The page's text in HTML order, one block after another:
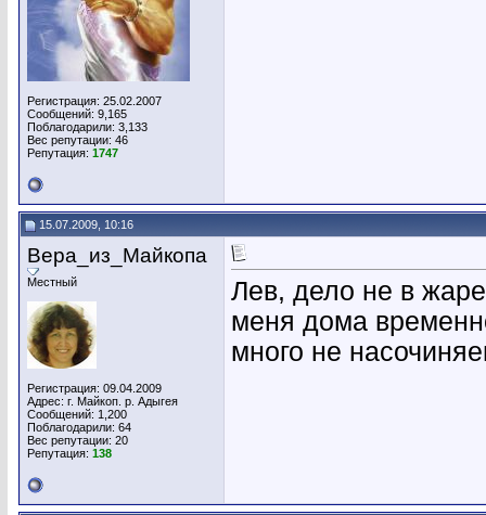
Регистрация: 25.02.2007
Сообщений: 9,165
Поблагодарили: 3,133
Вес репутации: 46
Репутация: 1747
15.07.2009, 10:16
Вера_из_Майкопа
Местный
Регистрация: 09.04.2009
Адрес: г. Майкоп. р. Адыгея
Сообщений: 1,200
Поблагодарили: 64
Вес репутации: 20
Репутация: 138
Лев, дело не в
меня дома
много не